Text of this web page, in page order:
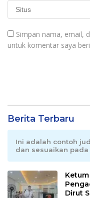
Simpan nama, email,
untuk komentar saya
Berita Terbaru
Ini adalah contoh
dan sesuaikan
Dirut